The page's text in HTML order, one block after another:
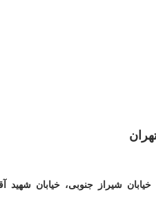
خیابان شیراز جنوبی، خیابان شهید